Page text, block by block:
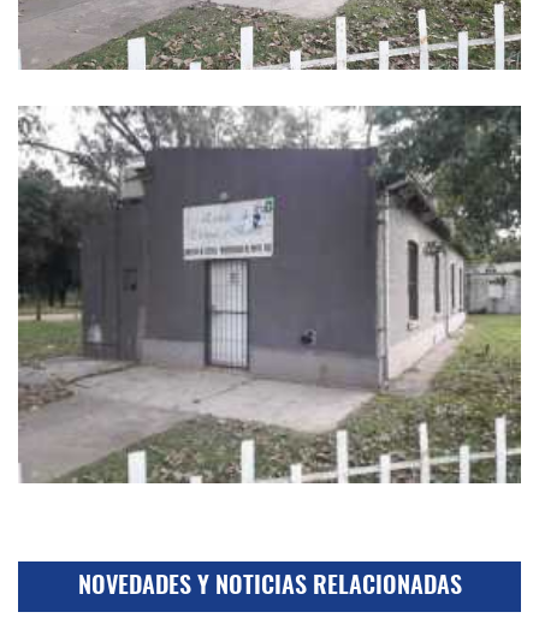
NOVEDADES Y NOTICIAS RELACIONADAS